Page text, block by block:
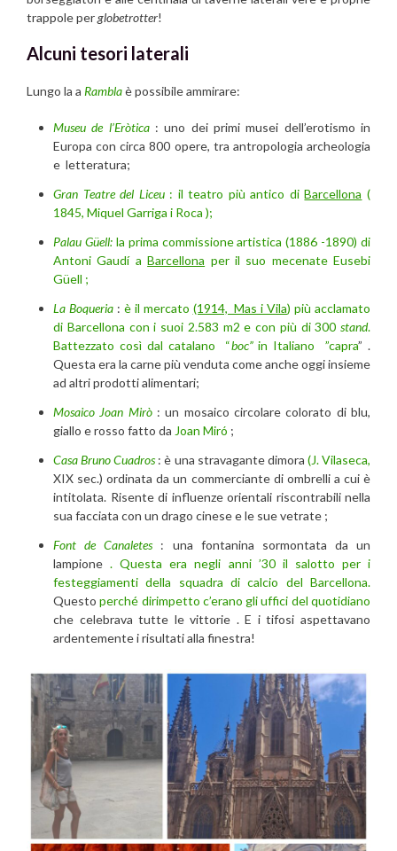
trappole perglobetrotter!
Alcuni tesori laterali
Lungo la a Ramblaè possibile ammirare:
Museu de l’Eròtica : uno dei primi musei dell’erotismo in
Europa con circa 800 opere, tra antropologia archeologia
e letteratura;
Gran Teatre del Liceu : il teatro più antico diBarcellona (
1845, Miquel Garriga i Roca );
Palau Güell: la prima commissione artistica (1886 -1890) di
Antoni Gaudí aBarcellona per il suo mecenate Eusebi
Güell ;
La Boqueria: è il mercato (1914, Mas i Vila) più acclamato
di Barcellona con i suoi 2.583 m2 e con più di 300 stand.
Battezzato così dal catalano “boc”in Italiano ”capra” .
Questa era la carne più venduta come anche oggi insieme
ad altri prodotti alimentari;
Mosaico Joan Mirò: un mosaico circolare colorato di blu,
giallo e rosso fatto da Joan Miró ;
Casa Bruno Cuadros: è una stravagante dimora (J. Vilaseca,
XIX sec.) ordinata da un commerciante di ombrelli a cui è
intitolata. Risente di influenze orientali riscontrabili nella
sua facciata con un drago cinese e le sue vetrate ;
Font de Canaletes: una fontanina sormontata da un
lampione. Questa era negli anni ’30 il salotto per i
festeggiamenti della squadra di calcio del Barcellona.
Questoperché dirimpetto c’erano gli uffici del quotidiano
che celebrava tutte le vittorie . E i tifosi aspettavano
ardentemente i risultati alla finestra!